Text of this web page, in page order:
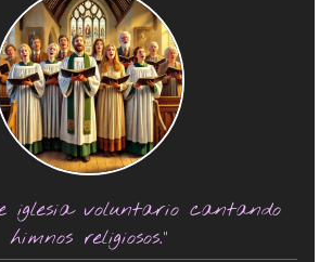
iglesia voluntario cantando
himnos religiosos."